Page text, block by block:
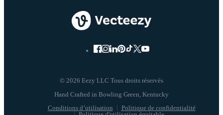
© 2026 Eezy LLC Tous droits réservés
Conditions d’utilisation
Politique de confidentialité